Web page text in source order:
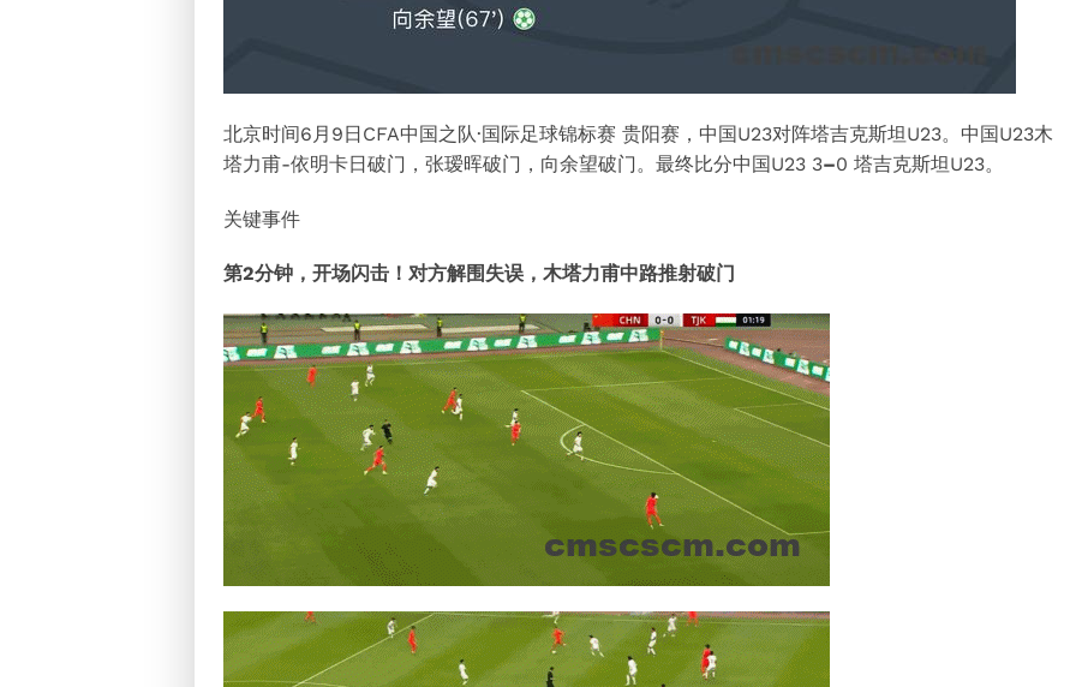
北京时间6月9日CFA中国之队·国际足球锦标赛 贵阳赛，中国U23对阵塔吉克斯坦U23。中国U23木
塔力甫-依明卡日破门，张瑷晖破门，向余望破门。最终比分中国U23 3–0 塔吉克斯坦U23。
关键事件
第2分钟，开场闪击！对方解围失误， 木塔力甫中路推射破门